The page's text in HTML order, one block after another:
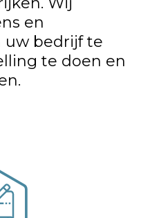
en
uw bedrijf te
te doen en